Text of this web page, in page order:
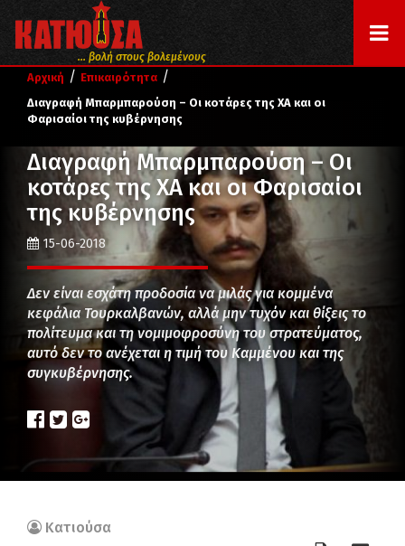
... βολή στους βολεμένους
Αρχική / Επικαιρότητα /
Διαγραφή Μπαρμπαρούση – Οι κοτάρες της ΧΑ και οι
Φαρισαίοι της κυβέρνησης
Διαγραφή Μπαρμπαρούση – Οι
κοτάρες της ΧΑ και οι Φαρισαίοι
της κυβέρνησης
15-06-2018
Δεν είναι εσχάτη προδοσία να μιλάς για κομμένα
κεφάλια Τουρκαλβανών, αλλά μην τυχόν και θίξεις το
πολίτευμα και τη νομιμοφροσύνη του στρατεύματος,
αυτό δεν το ανέχεται η τιμή του Καμμένου και της
συγκυβέρνησης.
Κατιούσα